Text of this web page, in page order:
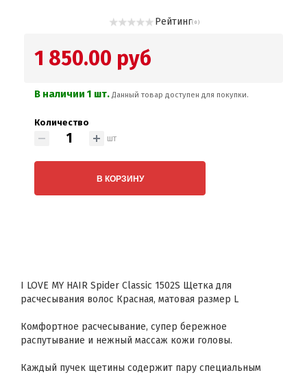
Рейтинг( 0 )
1 850.00 руб
В наличии 1 шт. Данный товар доступен для покупки.
Количество
шт
В КОРЗИНУ
I LOVE MY HAIR Spider Classic 1502S Щетка для
расчесывания волос Красная, матовая размер L
Комфортное расчесывание, супер бережное
распутывание и нежный массаж кожи головы.
Каждый пучек щетины содержит пару специальным